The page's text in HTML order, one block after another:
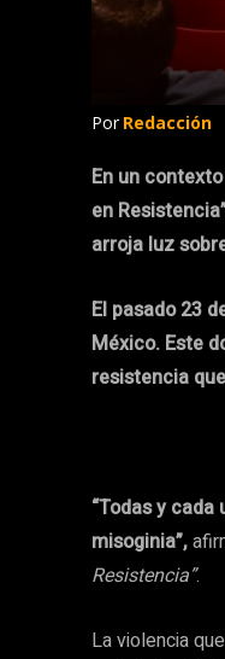
Por Redacción
En un
en
arroja luz
El pasado 23
México. Este
resistencia
“Todas y
misoginia”,
Resistencia”.
La violencia